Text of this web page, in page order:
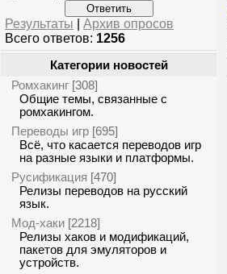
Результаты
Архив опросов
Всего ответов: 1256
Категории новостей
Ромхакинг [308]
Общие темы, связанные с
ромхакингом.
Переводы игр [695]
Всё, что касается переводов игр
на разные языки и платформы.
Русификация [470]
Релизы переводов на русский
язык.
Мод-хаки [2218]
Релизы хаков и модификаций,
пакетов для эмуляторов и
устройств.